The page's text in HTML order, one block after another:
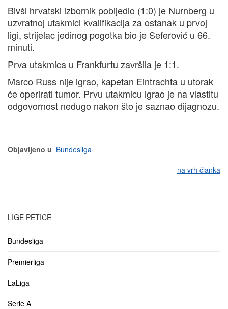
Bivši hrvatski izbornik pobijedio (1:0) je Nurnberg u
uzvratnoj utakmici kvalifikacija za ostanak u prvoj
ligi, strijelac jedinog pogotka bio je Seferović u 66.
minuti.
Prva utakmica u Frankfurtu završila je 1:1.
Marco Russ nije igrao, kapetan Eintrachta u utorak
će operirati tumor. Prvu utakmicu igrao je na vlastitu
odgovornost nedugo nakon što je saznao dijagnozu.
Objavljeno u Bundesliga
na vrh članka
LIGE PETICE
Bundesliga
Premierliga
LaLiga
Serie A